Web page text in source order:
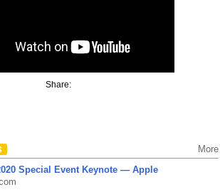
Share:
More
Special Event Keynote — Apple